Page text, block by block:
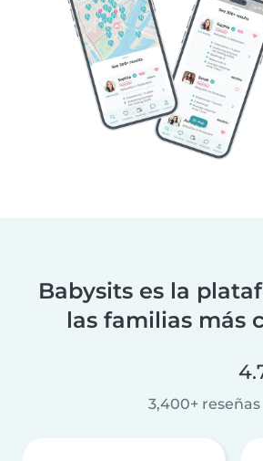
Babysits es la
las familias más
3,400+ reseñas